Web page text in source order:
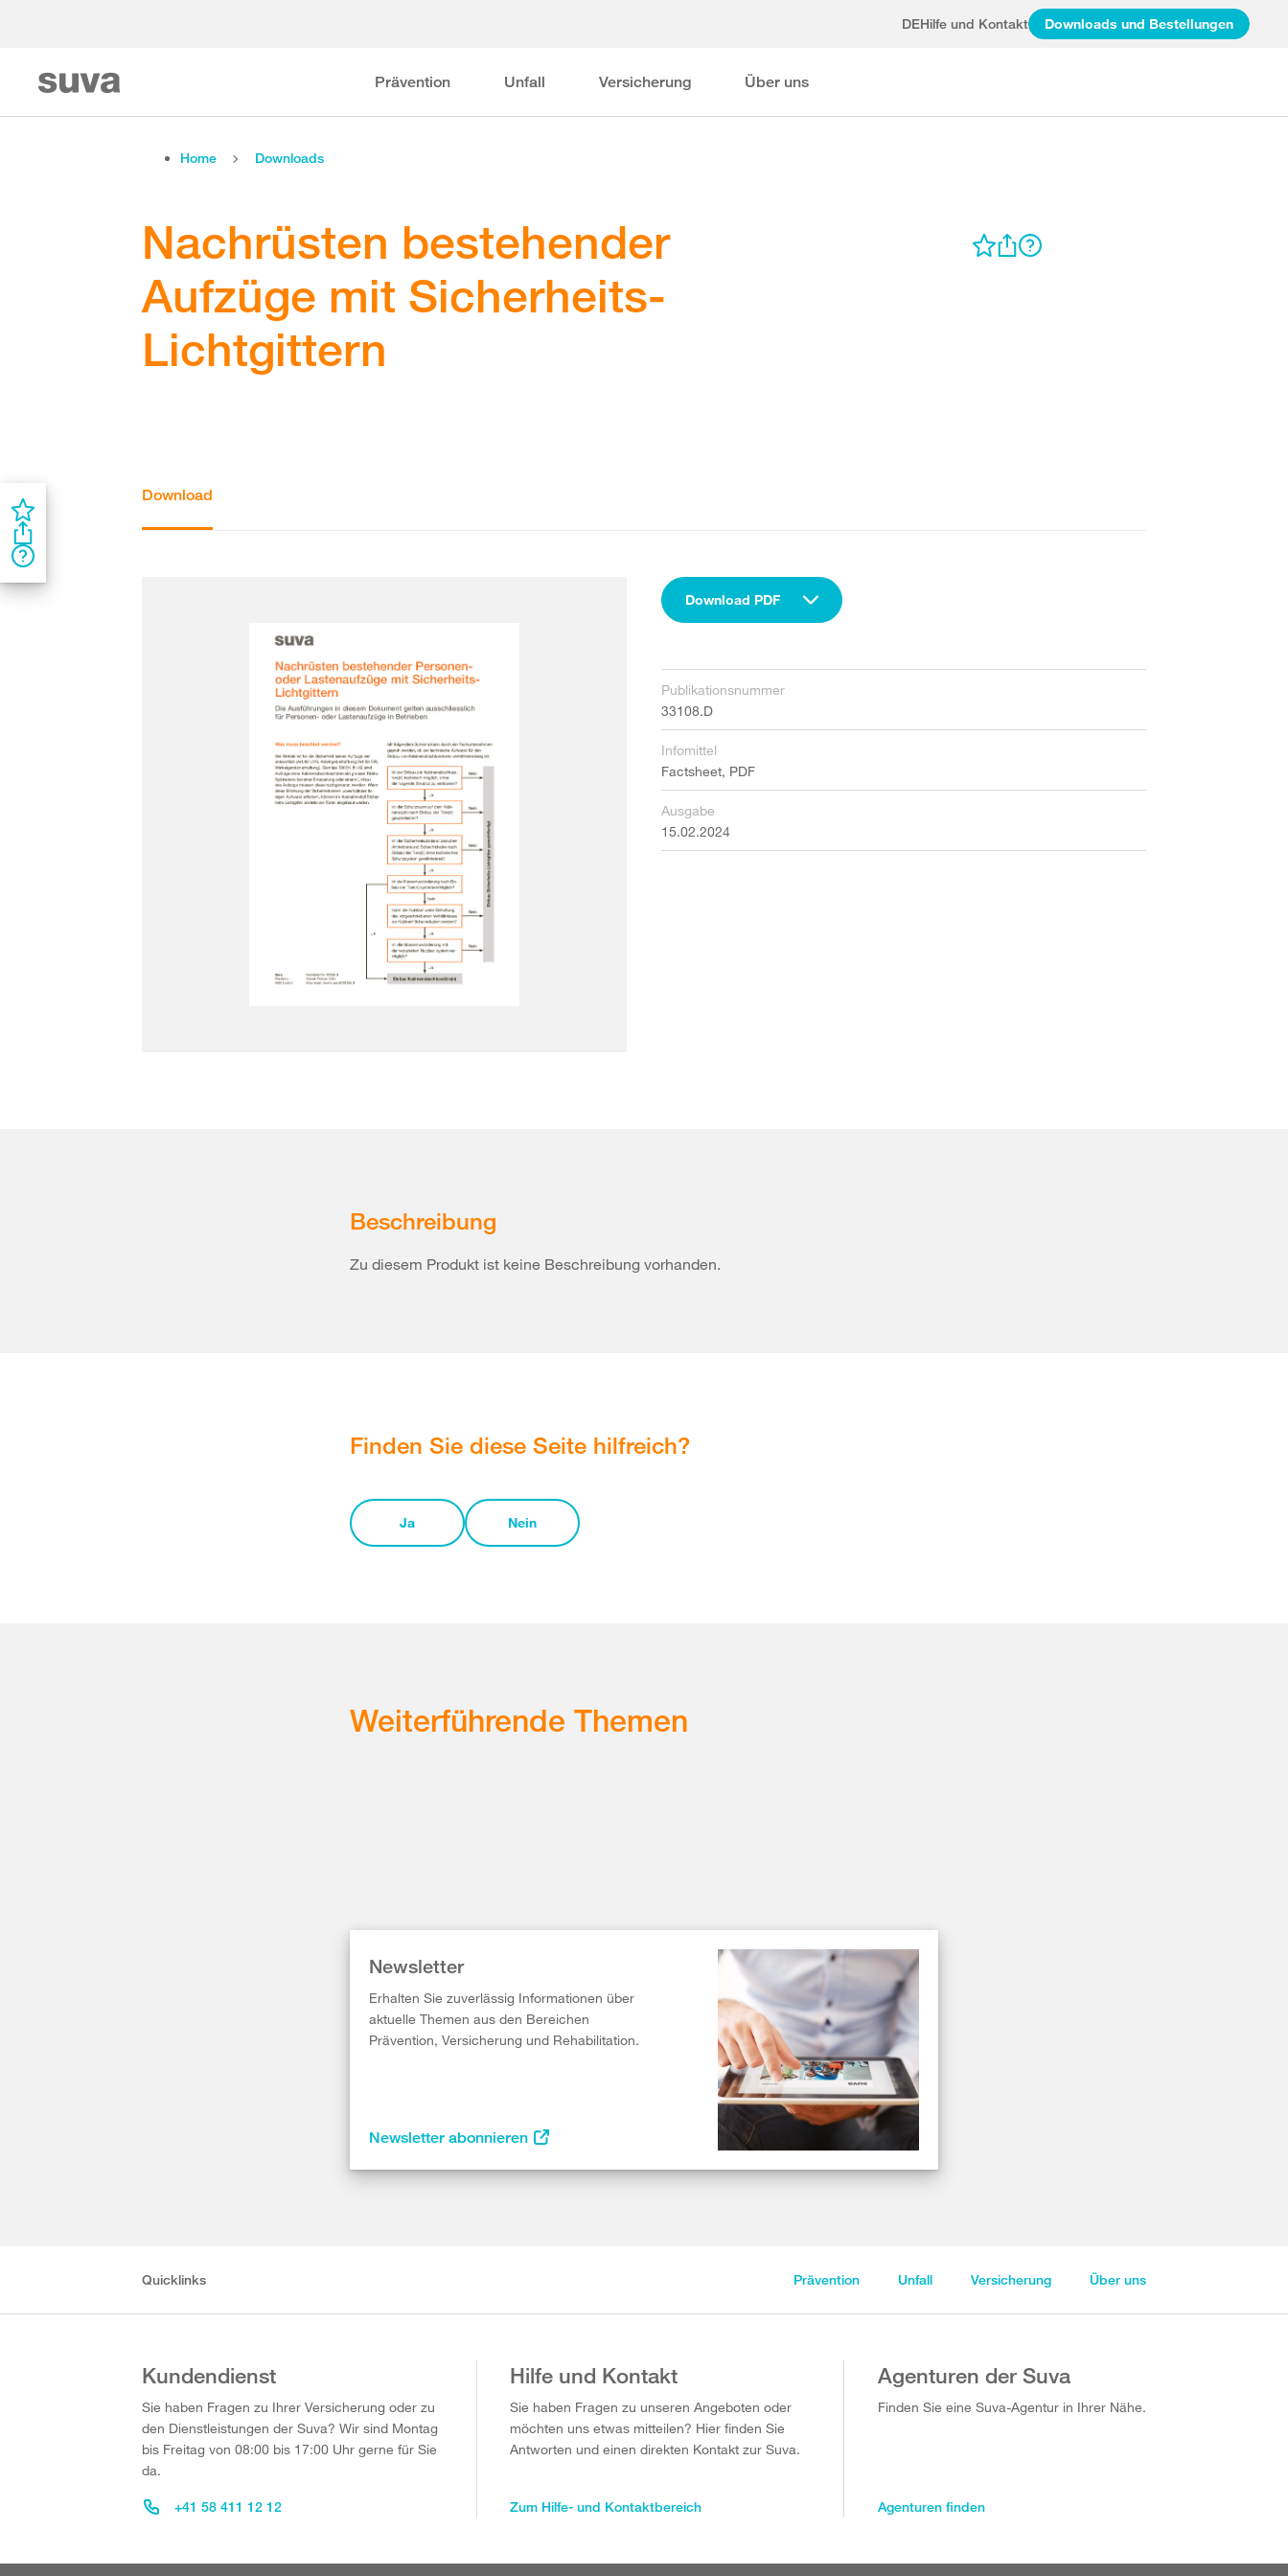
DEHilfe und Kontakt Downloads und Bestellungen
Prävention Unfall Versicherung Über uns
Home Downloads
Nachrüsten bestehender
Aufzüge mit Sicherheits-
Lichtgittern
Download
Download PDF
Publikationsnummer
33108.D
Infomittel
Factsheet, PDF
Ausgabe
15.02.2024
Beschreibung
Zu diesem Produkt ist keine Beschreibung vorhanden.
Finden Sie diese Seite hilfreich?
Ja Nein
Weiterführende Themen
Newsletter
Erhalten Sie zuverlässig Informationen über
aktuelle Themen aus den Bereichen
Prävention, Versicherung und Rehabilitation.
Newsletter abonnieren
Quicklinks Prävention Unfall Versicherung Über uns
Kundendienst
Sie haben Fragen zu Ihrer Versicherung oder zu
den Dienstleistungen der Suva? Wir sind Montag
bis Freitag von 08:00 bis 17:00 Uhr gerne für Sie
da.
+41 58 411 12 12
Hilfe und Kontakt
Sie haben Fragen zu unseren Angeboten oder
möchten uns etwas mitteilen? Hier finden Sie
Antworten und einen direkten Kontakt zur Suva.
Zum Hilfe- und Kontaktbereich
Agenturen der Suva
Finden Sie eine Suva-Agentur in Ihrer Nähe.
Agenturen finden